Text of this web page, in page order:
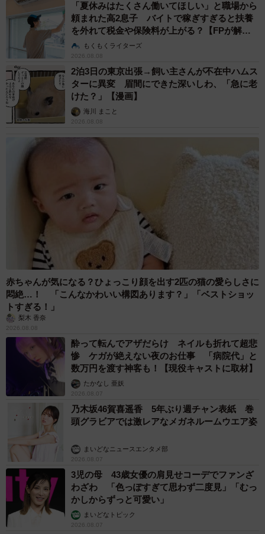
「夏休みはたくさん働いてほしい」と職場から
頼まれた高2息子 バイトで稼ぎすぎると扶養
を外れて税金や保険料が上がる？【FPが解
説】もくもくライターズ
2026.08.08
2泊3日の東京出張→飼い主さんが不在中ハムス
ターに異変 眉間にできた深いしわ、「急に老
けた？」【漫画】
海川 まこと
2026.08.08
赤ちゃんが気になる？ひょっこり顔を出す2匹の猫の愛らしさに
悶絶…！ 「こんなかわいい構図あります？」「ベストショッ
トすぎる！」
梨木 香奈
2026.08.08
酔って転んでアザだらけ ネイルも折れて超悲
惨 ケガが絶えない夜のお仕事 「病院代」と
数万円を渡す神客も！【現役キャストに取材】
たかなし 亜妖
2026.08.07
乃木坂46賀喜遥香 5年ぶり週チャン表紙 巻
頭グラビアでは激レアなメガネルームウエア姿
まいどなニュースエンタメ部
2026.08.07
3児の母 43歳女優の肩見せコーデでファンざ
わざわ 「色っぽすぎて思わず二度見」「むっ
かしからずっと可愛い」
まいどなトピック
2026.08.07